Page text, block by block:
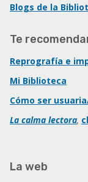
Blogs de la
Te
Reprografía e
Mi Biblioteca
Cómo ser
La calma lectora,
La web